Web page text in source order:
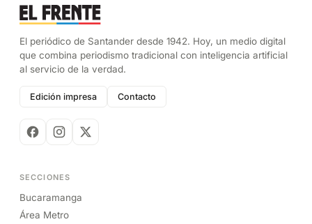
El periódico de Santander desde 1942. Hoy, un medio digital
que combina periodismo tradicional con inteligencia artificial
al servicio de la verdad.
Edición impresa Contacto
SECCIONES
Bucaramanga
Área Metro